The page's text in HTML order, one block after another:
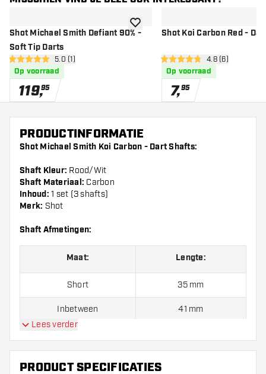
Shot Michael Smith Defiant 90% -
Soft Tip Darts
open reviews drawer
5 score sterren5.0 (1)
Op voorraad
119,95
toevoegen aan verlanglijst
Shot Koi Carbon Red -
open reviews
4.8 score sterren4.8 (6)
Op voorraad
7,95
PRODUCTINFORMATIE
Shot Michael Smith Koi Carbon - Dart Shafts:
Shaft Kleur: Rood/Wit
Shaft Materiaal: Carbon
Inhoud: 1 set (3 shafts)
Merk: Shot
Shaft Afmetingen:
Maat: Lengte:
Short 35 mm
Inbetween 41 mm
Lees verder
PRODUCT SPECIFICATIES